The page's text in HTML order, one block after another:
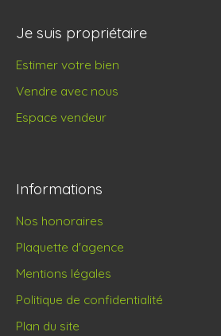
Je suis propriétaire
Estimer votre bien
Vendre avec nous
Espace vendeur
Informations
Nos honoraires
Plaquette d'agence
Mentions légales
Politique de confidentialité
Plan du site